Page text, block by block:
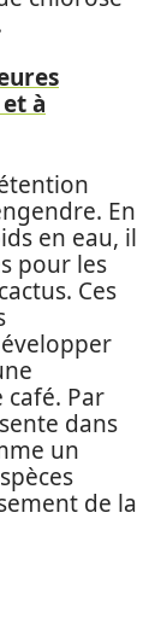
à
En
en eau, il
pour les
Ces
Par
dans
un
de la